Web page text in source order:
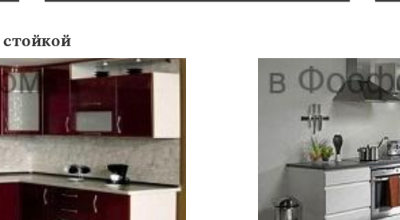
стойкой